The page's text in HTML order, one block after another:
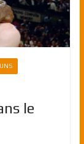
le